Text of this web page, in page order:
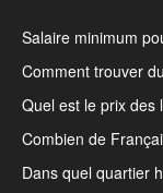
Salaire minimum
Comment trouver
Quel est le prix des
Combien de
Dans quel quartier